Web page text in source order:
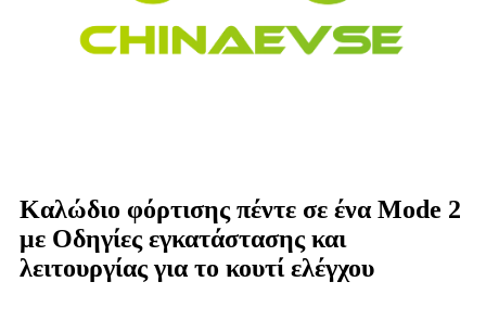
Καλώδιο φόρτισης πέντε σε ένα Mode 2
με Οδηγίες εγκατάστασης και
λειτουργίας για το κουτί ελέγχου